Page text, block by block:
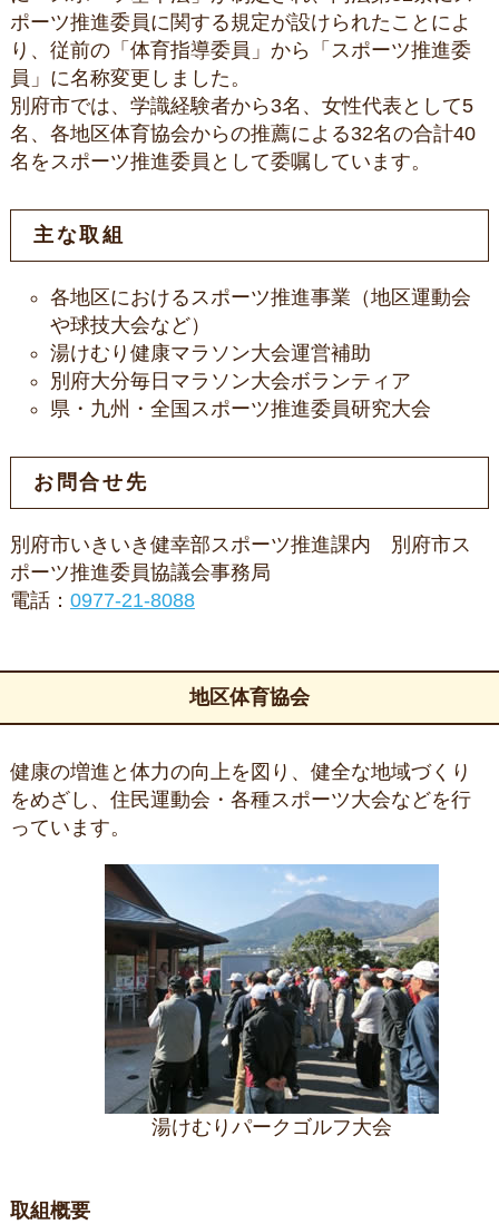
ポーツ推進委員に関する規定が設けられたことによ
り、従前の「体育指導委員」から「スポーツ推進委
員」に名称変更しました。
別府市では、学識経験者から3名、女性代表として5
名、各地区体育協会からの推薦による32名の合計40
名をスポーツ推進委員として委嘱しています。
主な取組
各地区におけるスポーツ推進事業（地区運動会
や球技大会など）
湯けむり健康マラソン大会運営補助
別府大分毎日マラソン大会ボランティア
県・九州・全国スポーツ推進委員研究大会
お問合せ先
別府市いきいき健幸部スポーツ推進課内 別府市ス
ポーツ推進委員協議会事務局
電話： 0977-21-8088
地区体育協会
健康の増進と体力の向上を図り、健全な地域づくり
をめざし、住民運動会・各種スポーツ大会などを行
っています。
湯けむりパークゴルフ大会
取組概要